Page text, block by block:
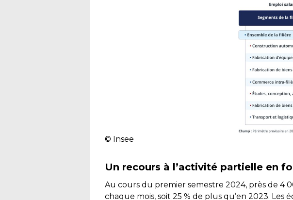
© Insee
Un recours à l’activité partielle en
Au cours du premier semestre 2024, près de 4
chaque mois, soit 25 % de plus qu’en 2023.